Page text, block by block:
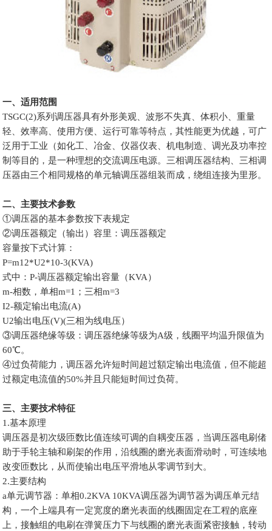
一、适用范围
TSGC(2)系列调压器具有外形美观、波形不失真、体积小、重量
轻、效率高、使用方便、运行可靠等特点，其性能更为优越，可广
泛用于工业（如化工、冶金、仪器仪表、机电制造、调光及功率控
制等目的，是一种理想的交流调压电源。三相调压器结构、三相调
压器由三个相同规格的单元轴调压器组装而成，绕组连接为里形。
二、主要技术参数
①调压器的基本参数按下表规定
②调压器额定（输出）容里：调压器额定
容量按下式计算：
P=m12*U2*10-3(KVA)
式中：P-调压器额定输出容量（KVA）
m-相数，单相m=1；三相m=3
I2-额定输出电流(A)
U2输出电压(V)(三相为线电压）
③调压器绝缘等级：调压器绝缘等级为A级，线圈平均温升限值为
60℃。
④过负荷能力，调压器允许短时间超过額定输出电流值，但不能超
过额定电流值的50%并且只能短时间过负荷。
三、主要技术特征
1.基本原理
调压器是初次级匝数比值连续可调的自耦变压器，当调压器电刷偖
助于手轮主轴和刷架的作用，沿线圈的磨光表面滑动时，可连续地
改变匝数比，从而使输出电压平滑地从零调节到大。
2.主要结构
a单元调节器：单相0.2KVA 10KVA调压器为调节器为调压单元结
构，一个上端具有一定宽度的磨光表面的线圈固定在工程的底座
上，接触组的电刷在弹簧压力下与线圈的磨光表面紧密接触，转动